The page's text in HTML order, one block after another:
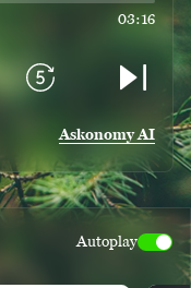
03:16
Askonomy AI
Autoplay